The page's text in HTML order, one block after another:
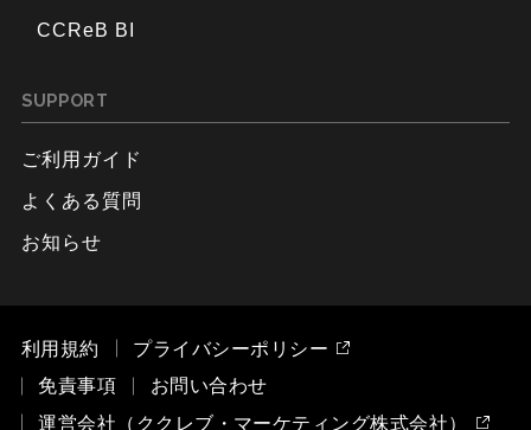
CCReB BI
SUPPORT
ご利用ガイド
よくある質問
お知らせ
利用規約
プライバシーポリシー
免責事項
お問い合わせ
運営会社（ククレブ・マーケティング株式会社）